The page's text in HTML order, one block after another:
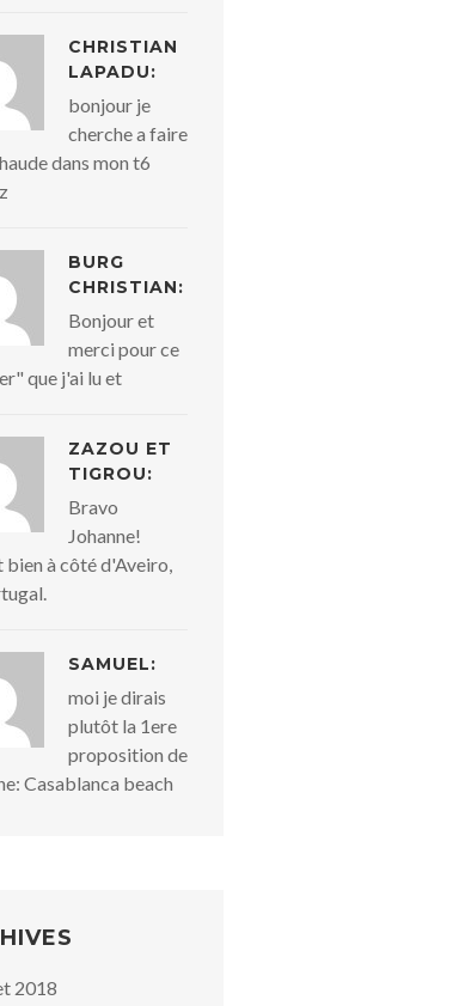
CHRISTIAN
LAPADU:
bonjour je
cherche a faire
dans mon t6
BURG
CHRISTIAN:
Bonjour et
merci pour ce
que j'ai lu et
ZAZOU ET
TIGROU:
Bravo
Johanne!
bien à côté d'Aveiro,
SAMUEL:
moi je dirais
plutôt la 1ere
proposition de
Casablanca beach
2018